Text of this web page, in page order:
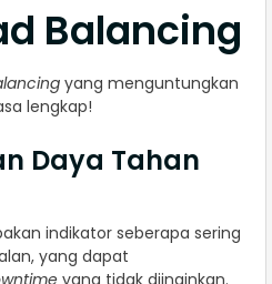
Balancing
yang menguntungkan
lengkap!
Daya Tahan
indikator seberapa sering
yang dapat